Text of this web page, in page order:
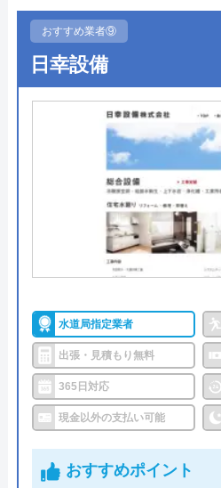
青山942
対応エリア
●定休日
●出張見積もり
●支払い方法
現金、銀行
ド､コンビニ
―
●保証・保険
詳
水猿がおすすめの理由
給湯器交換サービス、トイ
ームサービスを提供してい
によって対応しているサー
したいサービスが受けられ
ないといけません。問い合
ですが、HPをご覧になると
されているのですぐに判別で
おすすめ業者⑨
日幸設備
水道局指定業者
出張・見積もり無料
365日対応
現金以外の支払い可能
おすすめポイント